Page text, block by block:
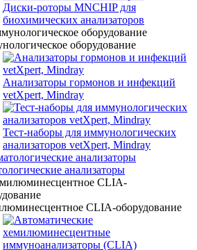
Диски-роторы MNCHIP для
биохимических анализаторов
оборудование
Анализаторы гормонов и инфекций
vetXpert, Mindray
Тест-наборы для иммунологических
анализаторов vetXpert, Mindray
анализаторы
CLIA-оборудование